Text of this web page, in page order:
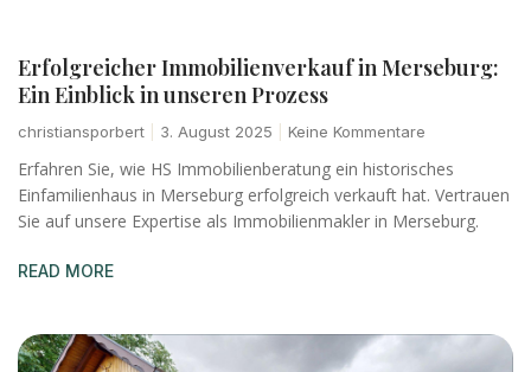
Erfolgreicher Immobilienverkauf in Merseburg:
Ein Einblick in unseren Prozess
christiansporbert 3. August 2025 Keine Kommentare
Erfahren Sie, wie HS Immobilienberatung ein historisches
Einfamilienhaus in Merseburg erfolgreich verkauft hat. Vertrauen
Sie auf unsere Expertise als Immobilienmakler in Merseburg.
READ MORE